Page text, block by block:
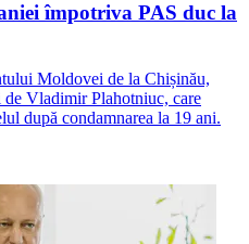
împotriva PAS duc la
Moldovei de la Chișinău,
de Vladimir Plahotniuc, care
după condamnarea la 19 ani.